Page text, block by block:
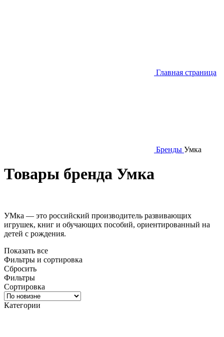
Главная страница
Бренды Умка
Товары бренда Умка
УМка — это российский производитель развивающих
игрушек, книг и обучающих пособий, ориентированный на
детей с рождения.
Показать все
Фильтры и сортировка
Сбросить
Фильтры
Сортировка
Категории